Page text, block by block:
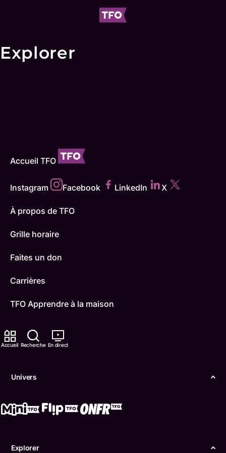
Accueil Recherche En direct
Univers
Explorer
Explorer
Accueil TFO
Instagram Facebook LinkedIn X
À propos de TFO
Grille horaire
Faites un don
Carrières
TFO Apprendre à la maison
Comment nous capter
ONFR
Conditions d'utilisation